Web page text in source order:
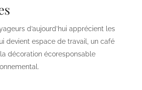
d’aujourd’hui apprécient les
devient espace de travail, un café
décoration écoresponsable